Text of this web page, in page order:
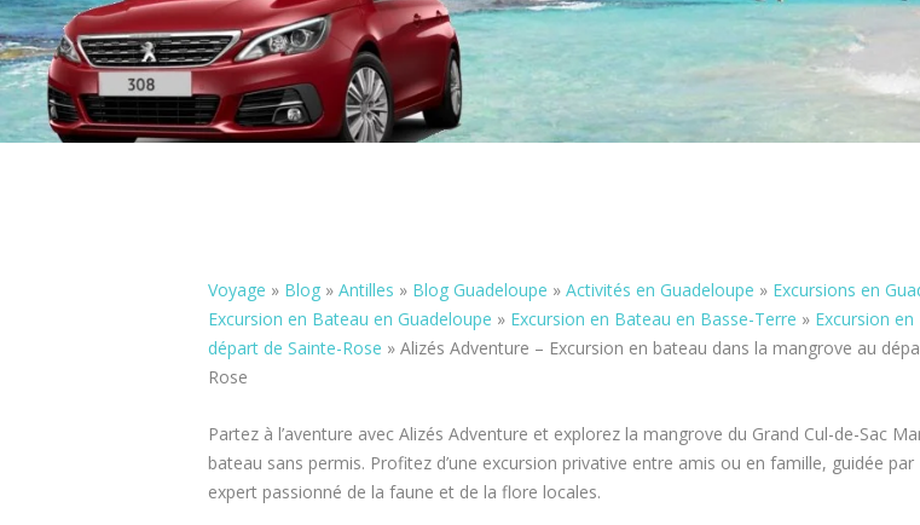
Voyage » Blog » Antilles » Blog Guadeloupe » Activités en Guadeloupe » Excursions en
Excursion en Bateau en Guadeloupe » Excursion en Bateau en Basse-Terre » Excursion
départ de Sainte-Rose » Alizés Adventure – Excursion en bateau dans la mangrove au
Rose
Partez à l’aventure avec Alizés Adventure et explorez la mangrove du Grand Cul-de-Sac
bateau sans permis. Profitez d’une excursion privative entre amis ou en famille, guidée par
expert passionné de la faune et de la flore locales.